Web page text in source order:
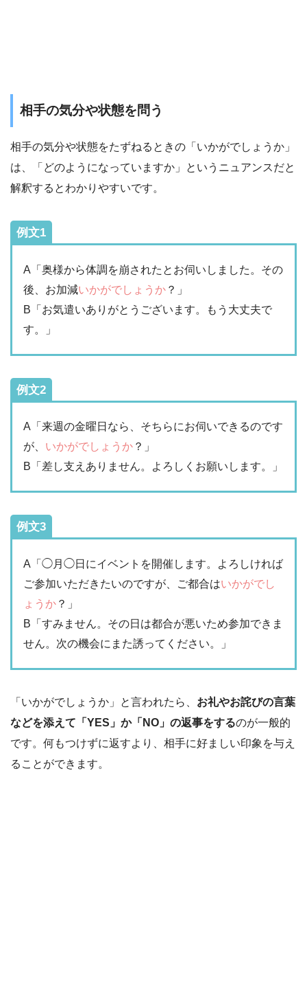
相手の気分や状態を問う
相手の気分や状態をたずねるときの「いかがでしょうか」
は、「どのようになっていますか」というニュアンスだと
解釈するとわかりやすいです。
例文1
A「奥様から体調を崩されたとお伺いしました。その
後、お加減いかがでしょうか ？」
B「お気遣いありがとうございます。もう大丈夫で
す。」
例文2
A「来週の金曜日なら、そちらにお伺いできるのです
が、 いかがでしょうか ？」
B「差し支えありません。よろしくお願いします。」
例文3
A「◯月◯日にイベントを開催します。よろしければ
ご参加いただきたいのですが、ご都合はいかがでし
ょうか ？」
B「すみません。その日は都合が悪いため参加できま
せん。次の機会にまた誘ってください。」
「いかがでしょうか」と言われたら、 お礼やお詫びの言葉
などを添えて「YES」か「NO」の返事をするのが一般的
です。何もつけずに返すより、相手に好ましい印象を与え
ることができます。